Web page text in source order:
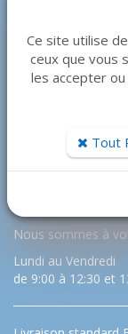
ENTRER EN
Nous sommes à
Lundi au Vendredi
de 9:00 à 12:30 et
Ce site utilise
ceux que vous
les accepter
Tout